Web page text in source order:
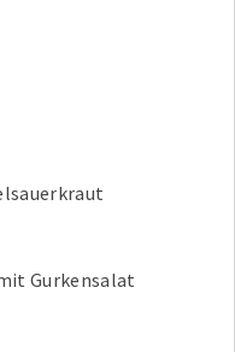
Gurkensalat